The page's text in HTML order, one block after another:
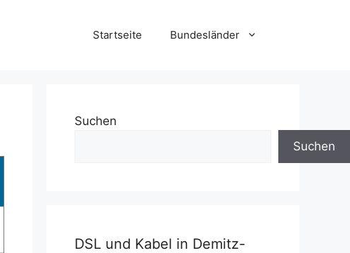
Startseite Bundesländer
Suchen
Suchen
DSL und Kabel in Demitz-